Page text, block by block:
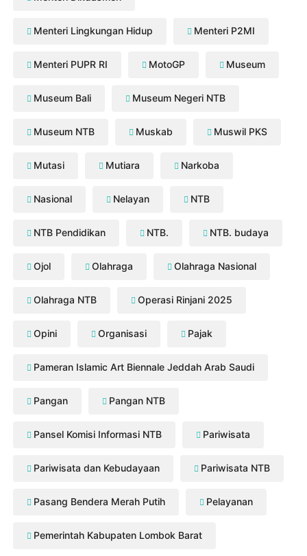
Menteri Lingkungan Hidup Menteri P2MI
Menteri PUPR RI MotoGP Museum
Museum Bali Museum Negeri NTB
Museum NTB Muskab Muswil PKS
Mutasi Mutiara Narkoba
Nasional Nelayan NTB
NTB Pendidikan NTB. NTB. budaya
Ojol Olahraga Olahraga Nasional
Olahraga NTB Operasi Rinjani 2025
Opini Organisasi Pajak
Pameran Islamic Art Biennale Jeddah Arab Saudi
Pangan Pangan NTB
Pansel Komisi Informasi NTB Pariwisata
Pariwisata dan Kebudayaan Pariwisata NTB
Pasang Bendera Merah Putih Pelayanan
Pemerintah Kabupaten Lombok Barat